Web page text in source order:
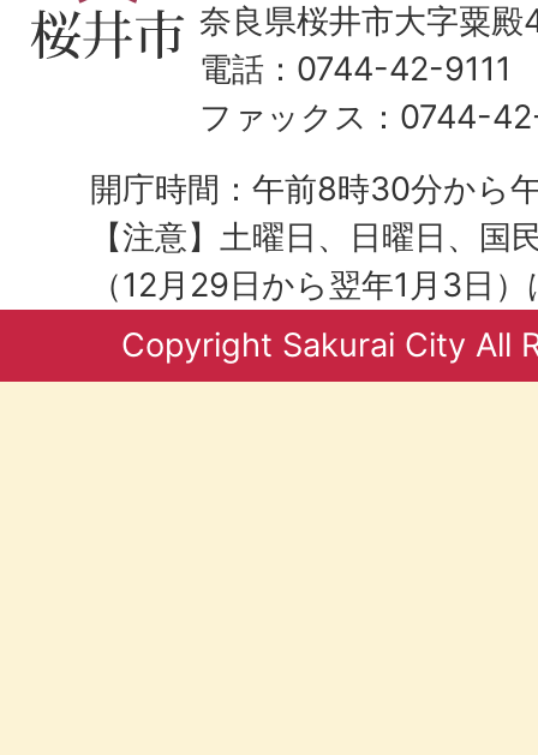
奈良県桜井市大字粟
電話：0744-42-9111
ファックス：0744-
開庁時間：午前8時30分から
【注意】土曜日、日曜日、国
（12月29日から翌年1月3日
Copyright Sakurai City All